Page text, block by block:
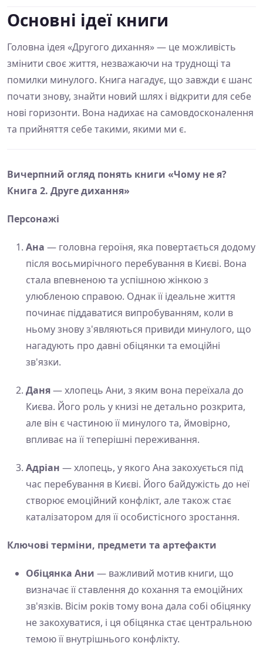
Основні ідеї книги
Головна ідея «Другого дихання» — це можливість
змінити своє життя, незважаючи на труднощі та
помилки минулого. Книга нагадує, що завжди є шанс
почати знову, знайти новий шлях і відкрити для себе
нові горизонти. Вона надихає на самовдосконалення
та прийняття себе такими, якими ми є.
Вичерпний огляд понять книги «Чому не я?
Книга 2. Друге дихання»
Персонажі
Ана — головна героїня, яка повертається додому
після восьмирічного перебування в Києві. Вона
стала впевненою та успішною жінкою з
улюбленою справою. Однак її ідеальне життя
починає піддаватися випробуванням, коли в
ньому знову з'являються привиди минулого, що
нагадують про давні обіцянки та емоційні
зв'язки.
Даня— хлопець Ани, з яким вона переїхала до
Києва. Його роль у книзі не детально розкрита,
але він є частиною її минулого та, ймовірно,
впливає на її теперішні переживання.
Адріан — хлопець, у якого Ана закохується під
час перебування в Києві. Його байдужість до неї
створює емоційний конфлікт, але також стає
каталізатором для її особистісного зростання.
Ключові терміни, предмети та артефакти
Обіцянка Ани — важливий мотив книги, що
визначає її ставлення до кохання та емоційних
зв'язків. Вісім років тому вона дала собі обіцянку
не закохуватися, і ця обіцянка стає центральною
темою її внутрішнього конфлікту.